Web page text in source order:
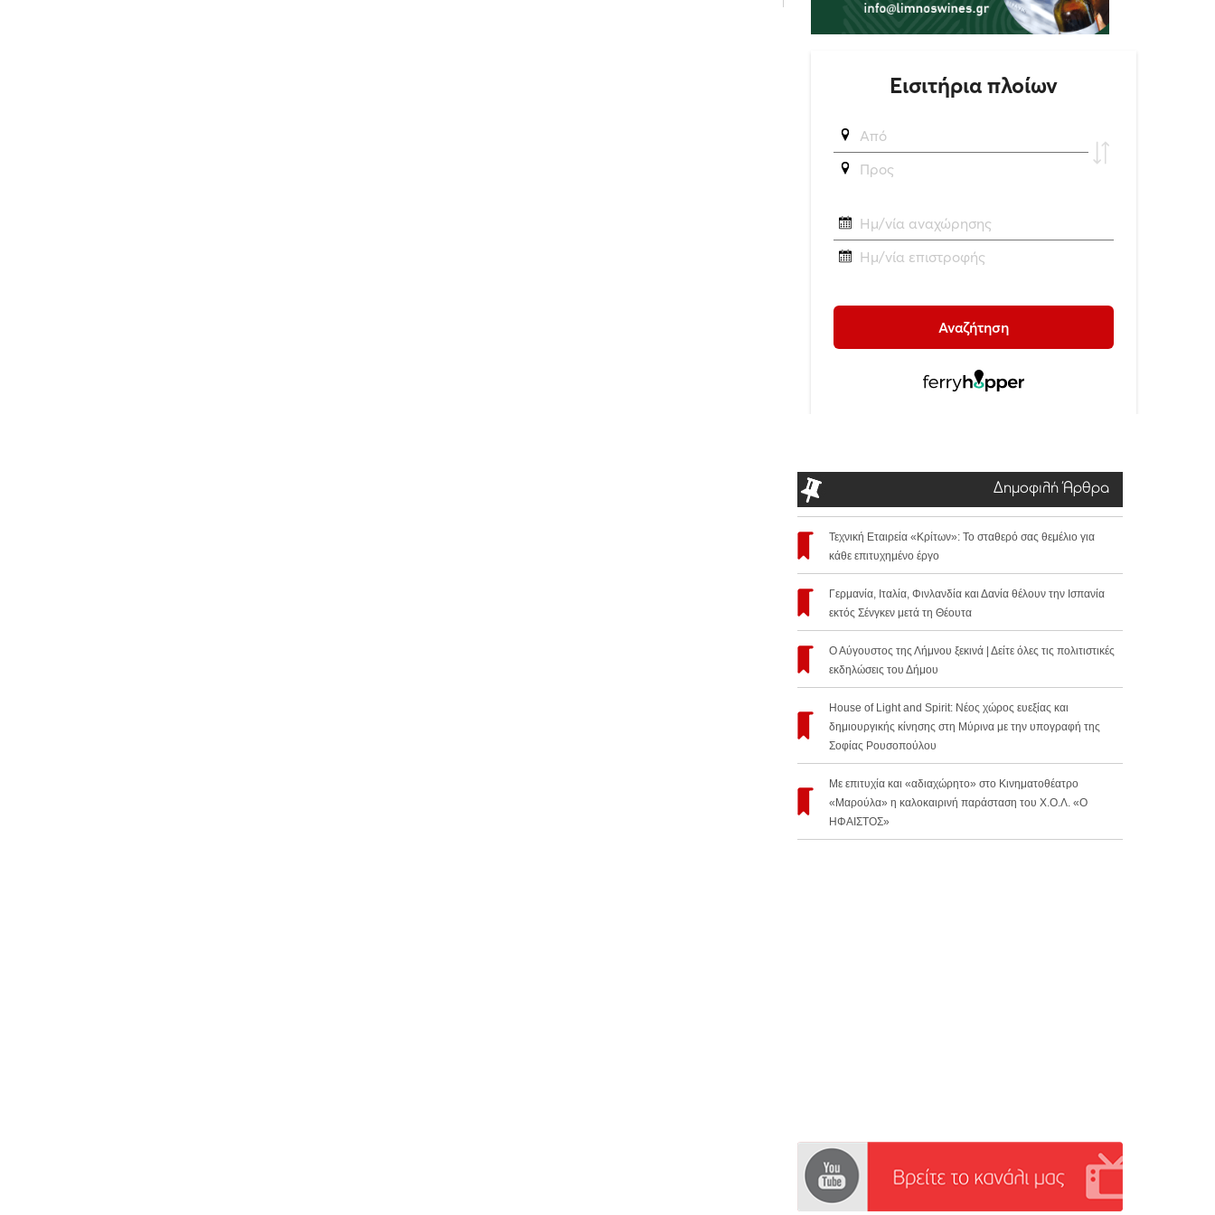
Δημοφιλή Άρθρα
Τεχνική Εταιρεία «Κρίτων»: Το σταθερό σας θεμέλιο για
κάθε επιτυχημένο έργο
Γερμανία, Ιταλία, Φινλανδία και Δανία θέλουν την Ισπανία
εκτός Σένγκεν μετά τη Θέουτα
Ο Αύγουστος της Λήμνου ξεκινά | Δείτε όλες τις πολιτιστικές
εκδηλώσεις του Δήμου
House of Light and Spirit: Νέος χώρος ευεξίας και
δημιουργικής κίνησης στη Μύρινα με την υπογραφή της
Σοφίας Ρουσοπούλου
Με επιτυχία και «αδιαχώρητο» στο Κινηματοθέατρο
«Μαρούλα» η καλοκαιρινή παράσταση του Χ.Ο.Λ. «Ο
ΗΦΑΙΣΤΟΣ»